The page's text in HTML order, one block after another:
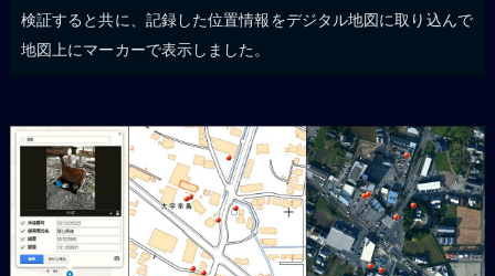
検証すると共に、記録した位置情報をデジタル地図に取り込んで
地図上にマーカーで表示しました。